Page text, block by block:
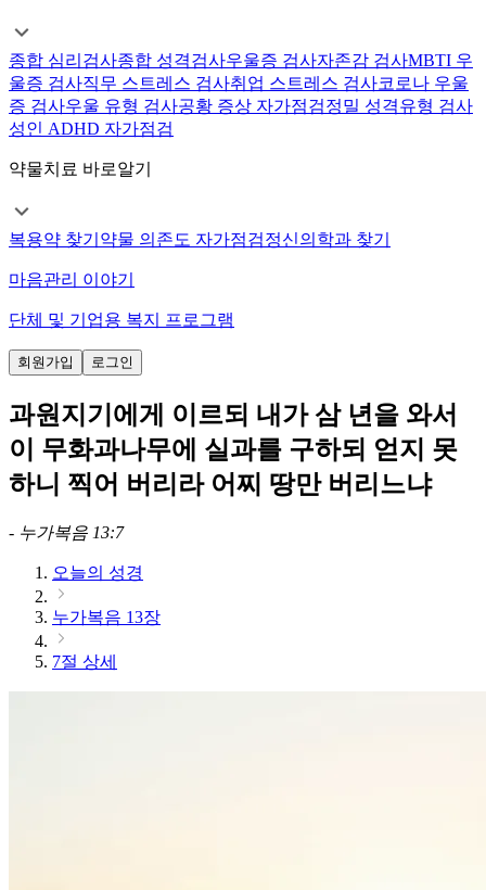
종합 심리검사종합 성격검사우울증 검사자존감 검사MBTI 우
울증 검사직무 스트레스 검사취업 스트레스 검사코로나 우울
증 검사우울 유형 검사공황 증상 자가점검정밀 성격유형 검사
성인 ADHD 자가점검
약물치료 바로알기
복용약 찾기 약물 의존도 자가점검정신의학과 찾기
마음관리 이야기
단체 및 기업용 복지 프로그램
회원가입 로그인
과원지기에게 이르되 내가 삼 년을 와서
이 무화과나무에 실과를 구하되 얻지 못
하니 찍어 버리라 어찌 땅만 버리느냐
- 누가복음 13:7
오늘의 성경
누가복음 13장
7절 상세